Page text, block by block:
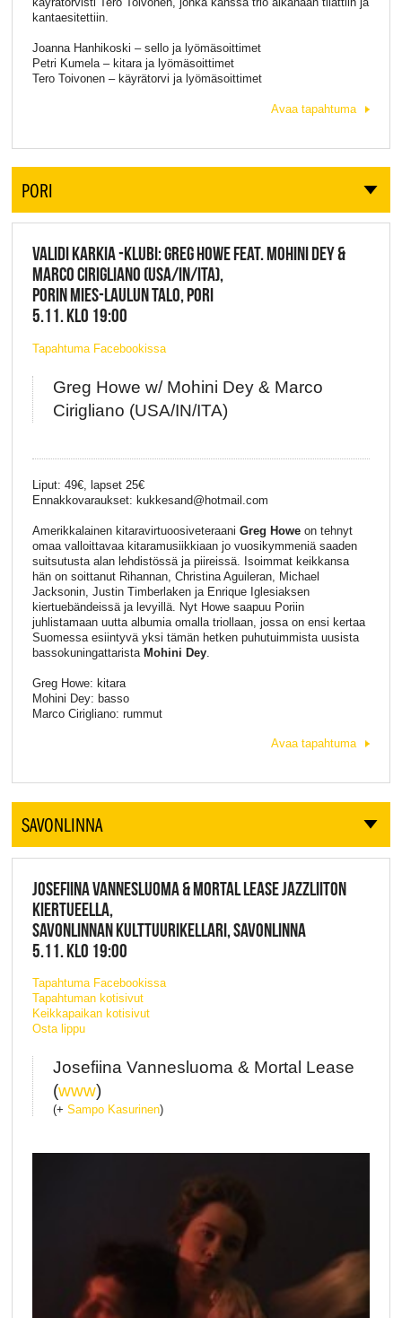
kantaesitettiin.
Joanna Hanhikoski – sello ja lyömäsoittimet
Petri Kumela – kitara ja lyömäsoittimet
Tero Toivonen – käyrätorvi ja lyömäsoittimet
Avaa tapahtuma
PORI
VALIDI KARKIA -KLUBI: GREG HOWE FEAT. MOHINI DEY &
MARCO CIRIGLIANO (USA/IN/ITA),
PORIN MIES-LAULUN TALO, PORI
5.11. KLO 19:00
Tapahtuma Facebookissa
Greg Howe w/ Mohini Dey & Marco
Cirigliano (USA/IN/ITA)
Liput: 49€, lapset 25€
Ennakkovaraukset: kukkesand@hotmail.com
Amerikkalainen kitaravirtuoosiveteraani Greg Howeon tehnyt
omaa valloittavaa kitaramusiikkiaan jo vuosikymmeniä saaden
suitsutusta alan lehdistössä ja piireissä. Isoimmat keikkansa
hän on soittanut Rihannan, Christina Aguileran, Michael
Jacksonin, Justin Timberlaken ja Enrique Iglesiaksen
kiertuebändeissä ja levyillä. Nyt Howe saapuu Poriin
juhlistamaan uutta albumia omalla triollaan, jossa on ensi kertaa
Suomessa esiintyvä yksi tämän hetken puhutuimmista uusista
bassokuningattarista Mohini Dey.
Greg Howe: kitara
Mohini Dey: basso
Marco Cirigliano: rummut
Avaa tapahtuma
SAVONLINNA
JOSEFIINA VANNESLUOMA & MORTAL LEASE JAZZLIITON
KIERTUEELLA,
SAVONLINNAN KULTTUURIKELLARI, SAVONLINNA
5.11. KLO 19:00
Tapahtuma Facebookissa
Tapahtuman kotisivut
Keikkapaikan kotisivut
Osta lippu
Josefiina Vannesluoma & Mortal Lease
(www)
(+ Sampo Kasurinen)